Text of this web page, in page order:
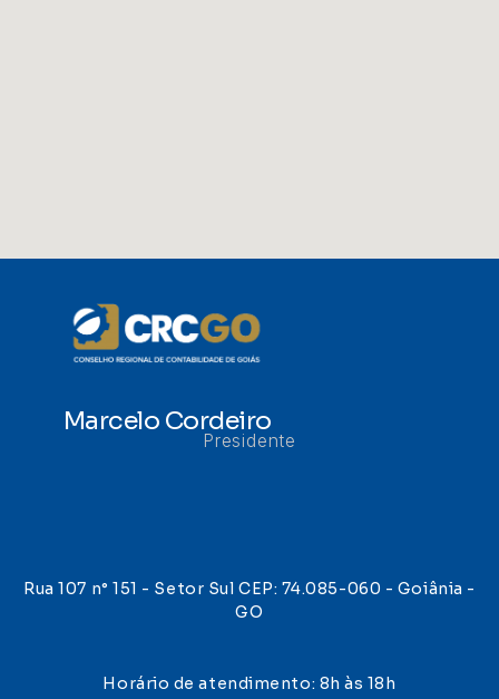
Marcelo Cordeiro
Presidente
Rua 107 n° 151 - Setor Sul CEP: 74.085-060 - Goiânia -
GO
Horário de atendimento: 8h às 18h